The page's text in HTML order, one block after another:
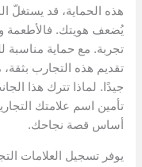
هذه الحماية، قد يستغلّ
يُضعف هويتك. فالأطعمة
تجربة. مع حماية مناسبة
تقديم هذه التجارب بثقة،
جيدًا. لماذا تترك هذا
تأمين اسم علامتك
أساس قصة نجاحك.
يوفر تسجيل العلامات